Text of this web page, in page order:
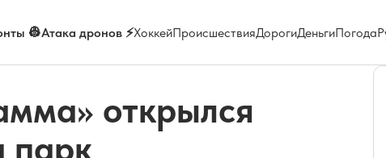
👷Атака дронов ⚡ХоккейПроисшествияДорогиДеньгиПогода
открылся
парк